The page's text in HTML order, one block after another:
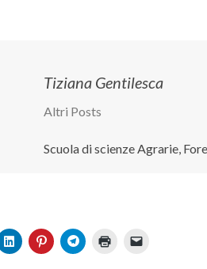
Tiziana Gentilesca
Altri Posts
Scuola di scienze Agrarie,
Fai
clic
Fai
clic
Fai
clic